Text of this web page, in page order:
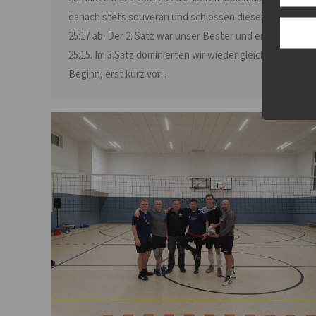
danach stets souverän und schlossen diesen Satz mit
25:17 ab. Der 2. Satz war unser Bester und endete mit
25:15. Im 3.Satz dominierten wir wieder gleich zu
Beginn, erst kurz vor…